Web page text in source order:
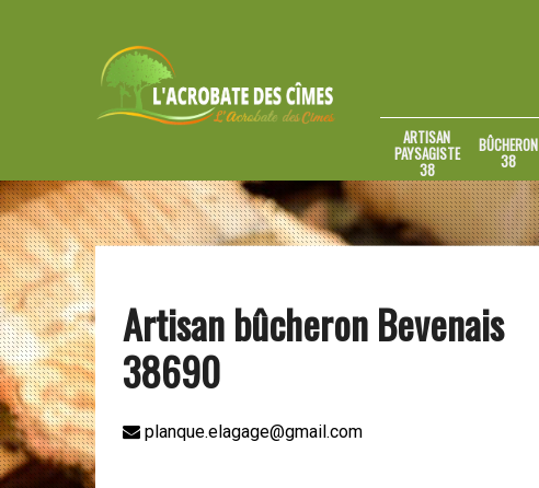
ARTISAN
PAYSAGISTE
38
BÛCHERON
38
Artisan bûcheron Bevenais
38690
planque.elagage@gmail.com